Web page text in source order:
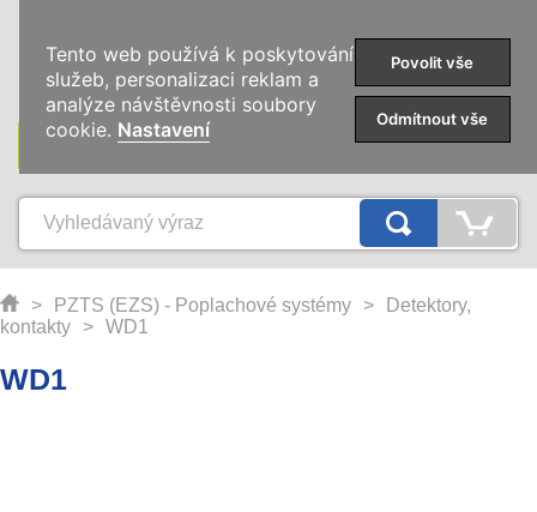
KATEGORIE
> PZTS (EZS) - Poplachové systémy >
Detektory,
kontakty
> WD1
WD1
Tento web používá k poskytování
služeb, personalizaci reklam a
analýze návštěvnosti soubory
cookie. Nastavení
Povolit vše
Odmítnout vše